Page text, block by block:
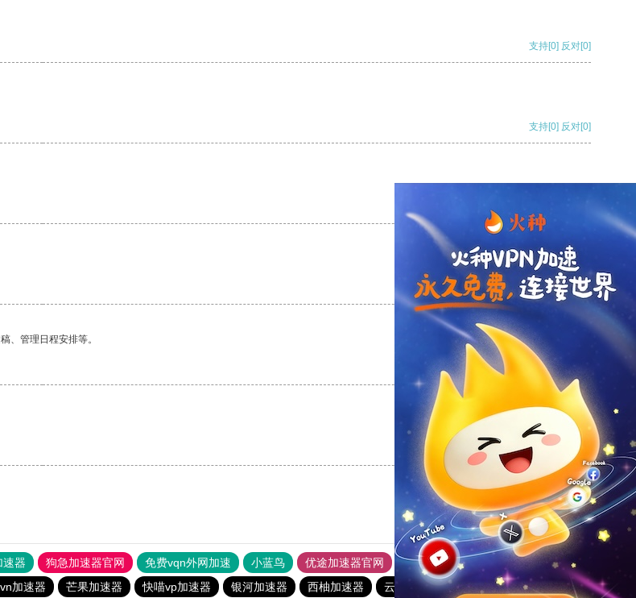
支持[0] 反对[0]
支持[0] 反对[0]
支持 [0] 反对[0]
、管理日程安排等。
支持[0] 反对
支持[0] 反对[0]
速器 狗急加速器官网 免费vqn外网加速 小蓝鸟 优途加速器官网 风驰加速器 旋风加速器
八戒看书
加速器 芒果加速器 快喵vp加速器 银河加速器 西柚加速器 云帆加速器 油管加速器永久免费版